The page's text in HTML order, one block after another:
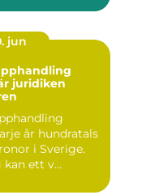
jun
år hundratals
i Sverige.
ett v...